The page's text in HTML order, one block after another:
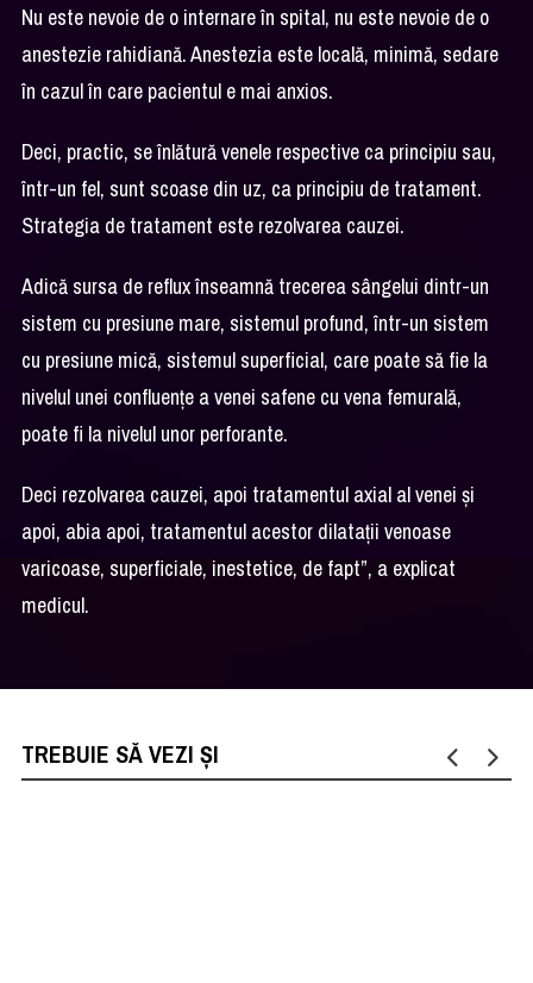
Nu este nevoie de o internare în spital, nu este nevoie de o
anestezie rahidiană. Anestezia este locală, minimă, sedare
în cazul în care pacientul e mai anxios.
Deci, practic, se înlătură venele respective ca principiu sau,
într-un fel, sunt scoase din uz, ca principiu de tratament.
Strategia de tratament este rezolvarea cauzei.
Adică sursa de reflux înseamnă trecerea sângelui dintr-un
sistem cu presiune mare, sistemul profund, într-un sistem
cu presiune mică, sistemul superficial, care poate să fie la
nivelul unei confluențe a venei safene cu vena femurală,
poate fi la nivelul unor perforante.
Deci rezolvarea cauzei, apoi tratamentul axial al venei și
apoi, abia apoi, tratamentul acestor dilatații venoase
varicoase, superficiale, inestetice, de fapt”, a explicat
medicul.
TREBUIE SĂ VEZI ȘI